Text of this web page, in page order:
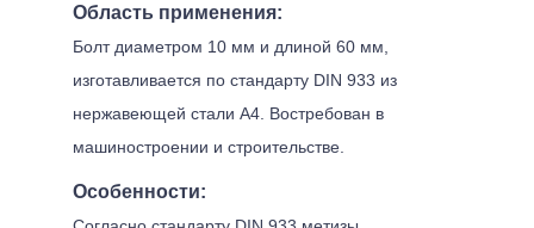
Область применения:
Болт диаметром 10 мм и длиной 60 мм,
изготавливается по стандарту DIN 933 из
нержавеющей стали А4. Востребован в
машиностроении и строительстве.
Особенности: